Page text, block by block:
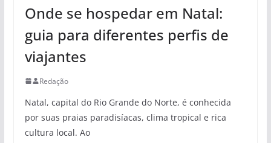
Onde se hospedar em Natal:
guia para diferentes perfis de
viajantes
Redação
Natal, capital do Rio Grande do Norte, é conhecida
por suas praias paradisíacas, clima tropical e rica
cultura local. Ao